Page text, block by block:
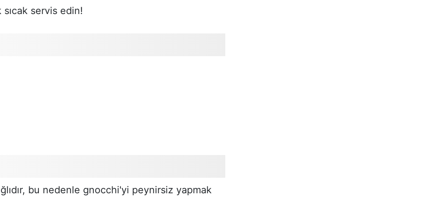
servis edin!
bu nedenle gnocchi'yi peynirsiz yapmak